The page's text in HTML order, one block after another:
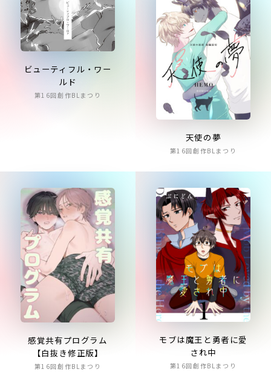
ビューティフル・ワー
ルド
第16回創作BLまつり
天使の夢
第16回創作BLまつり
感覚共有プログラム
【白抜き修正版】
第16回創作BLまつり
モブは魔王と勇者に愛
され中
第16回創作BLまつり